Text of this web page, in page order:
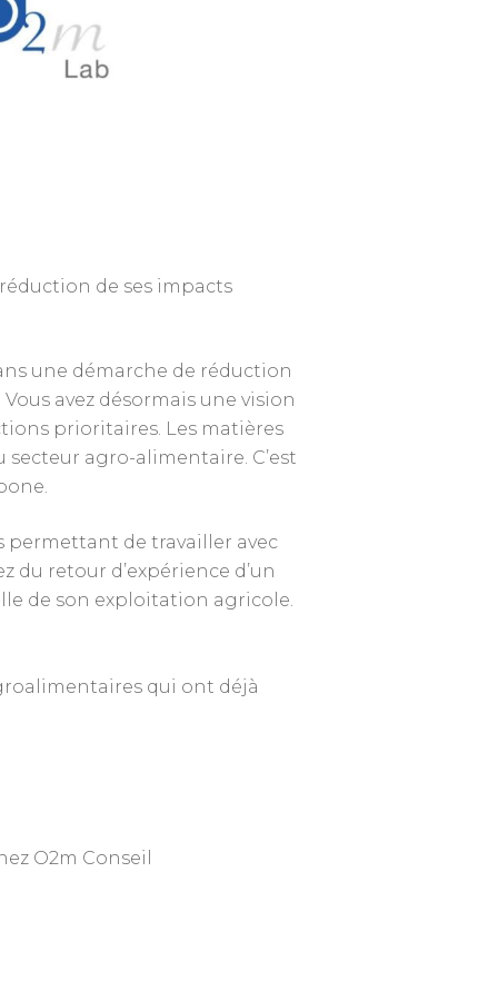
de ses impacts
une démarche de réduction
avez désormais une vision
prioritaires. Les matières
agro-alimentaire. C’est
permettant de travailler avec
du retour d’expérience d’un
de son exploitation agricole.
qui ont déjà
O2m Conseil